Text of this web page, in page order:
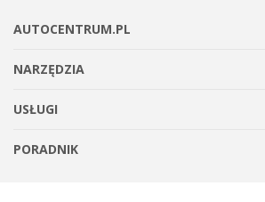
AUTOCENTRUM.PL
NARZĘDZIA
USŁUGI
PORADNIK